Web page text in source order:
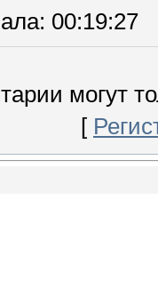
: 00:19:27
могут
[